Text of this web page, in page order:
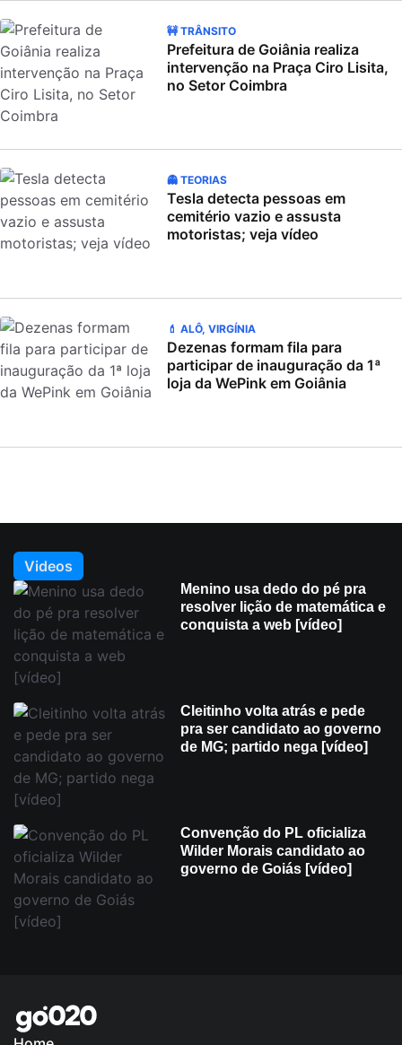
🚧 TRÂNSITO
Prefeitura de Goiânia realiza
intervenção na Praça Ciro Lisita,
no Setor Coimbra
👻 TEORIAS
Tesla detecta pessoas em
cemitério vazio e assusta
motoristas; veja vídeo
💄 ALÔ, VIRGÍNIA
Dezenas formam fila para
participar de inauguração da 1ª
loja da WePink em Goiânia
Videos
Menino usa dedo do pé pra
resolver lição de matemática e
conquista a web [vídeo]
Cleitinho volta atrás e pede
pra ser candidato ao governo
de MG; partido nega [vídeo]
Convenção do PL oficializa
Wilder Morais candidato ao
governo de Goiás [vídeo]